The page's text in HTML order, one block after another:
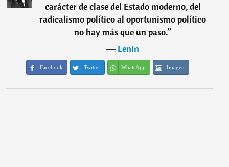
carácter de clase del Estado moderno, del
radicalismo político al oportunismo político
no hay más que un paso.”
―Lenin
Facebook Twitter WhatsApp Imagen